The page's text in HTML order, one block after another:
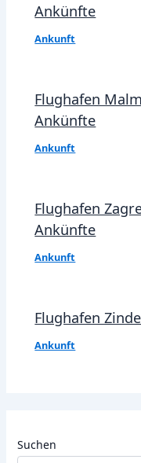
Ankünfte
Ankunft
Flughafen
Ankünfte
Ankunft
Flughafen
Ankünfte
Ankunft
Flughafen
Ankunft
Suchen